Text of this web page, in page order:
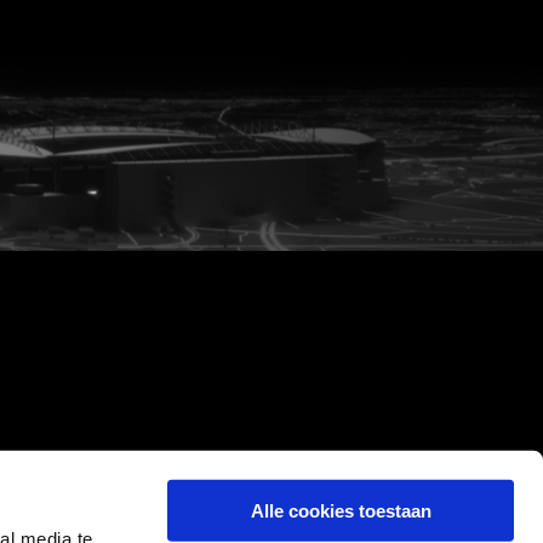
media te
Alle cookies toestaan